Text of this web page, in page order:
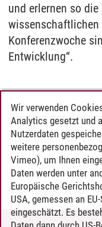
und erlernen so
wissenschaftlichen
Konferenzwoche
Entwicklung“.
LEITUNG DER
Sven Prien-Ribcke,
Martin Gierczak |
Wir verwenden
Analytics gesetzt und
Nutzerdaten
weitere
Vimeo), um Ihnen
Daten werden unter
Europäische
USA, gemessen an
eingeschätzt. Es